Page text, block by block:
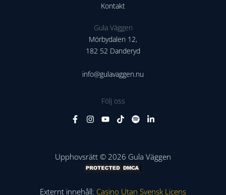
Kontakt
Gula Väggen
Mörbydalen 12,
182 52 Danderyd
info@gulavaggen.nu
Följ oss
Upphovsrätt © 2026 Gula Väggen
Externt innehåll: Casino Utan Svensk Licens